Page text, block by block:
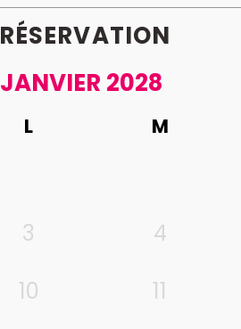
RÉSERVATION
JANVIER 2028
L M
3
4
10
11